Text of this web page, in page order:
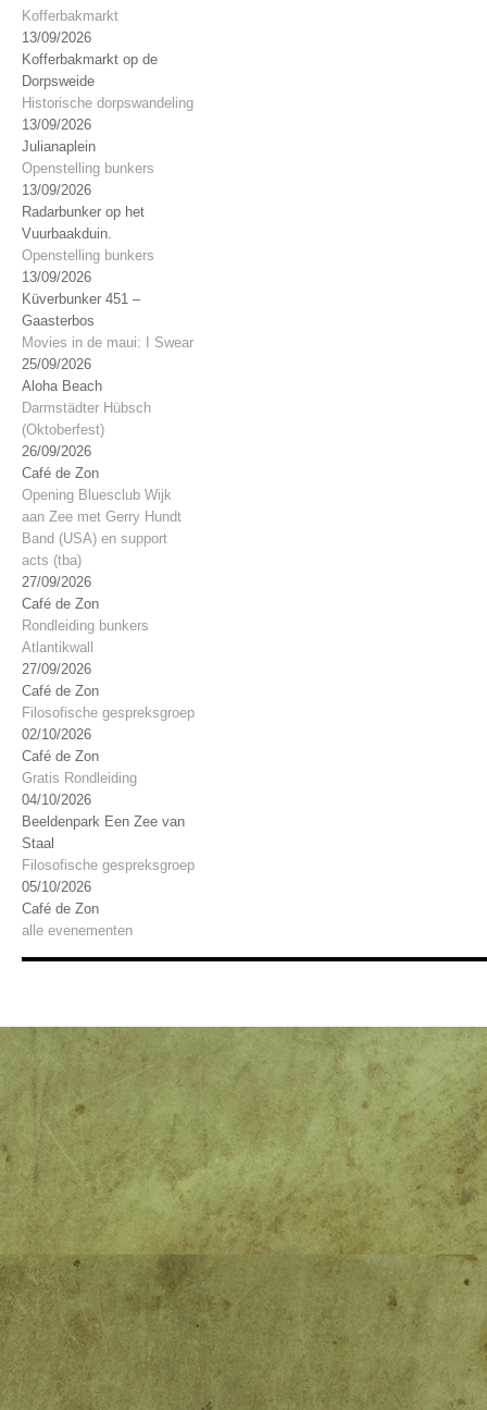
Kofferbakmarkt
13/09/2026
Kofferbakmarkt op de
Dorpsweide
Historische dorpswandeling
13/09/2026
Julianaplein
Openstelling bunkers
13/09/2026
Radarbunker op het
Vuurbaakduin.
Openstelling bunkers
13/09/2026
Küverbunker 451 –
Gaasterbos
Movies in de maui: I Swear
25/09/2026
Aloha Beach
Darmstädter Hübsch
(Oktoberfest)
26/09/2026
Café de Zon
Opening Bluesclub Wijk
aan Zee met Gerry Hundt
Band (USA) en support
acts (tba)
27/09/2026
Café de Zon
Rondleiding bunkers
Atlantikwall
27/09/2026
Café de Zon
Filosofische gespreksgroep
02/10/2026
Café de Zon
Gratis Rondleiding
04/10/2026
Beeldenpark Een Zee van
Staal
Filosofische gespreksgroep
05/10/2026
Café de Zon
alle evenementen